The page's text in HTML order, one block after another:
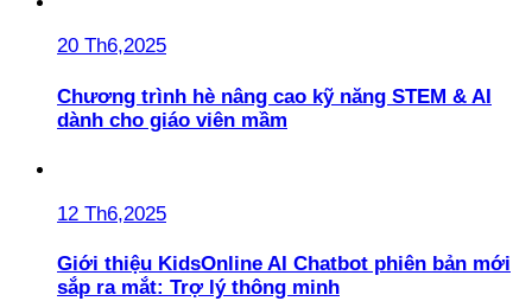
20 Th6,2025
Chương trình hè nâng cao kỹ năng STEM & AI
dành cho giáo viên mầm
12 Th6,2025
Giới thiệu KidsOnline AI Chatbot phiên bản mới
sắp ra mắt: Trợ lý thông minh